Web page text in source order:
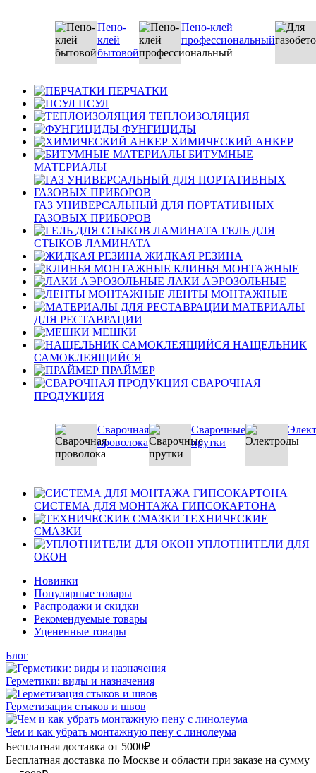
Пено-
клей
бытовой
Пено-клей
профессиональный
ПЕРЧАТКИ
ПСУЛ
ТЕПЛОИЗОЛЯЦИЯ
ФУНГИЦИДЫ
ХИМИЧЕСКИЙ АНКЕР
БИТУМНЫЕ
МАТЕРИАЛЫ
ГАЗ УНИВЕРСАЛЬНЫЙ ДЛЯ ПОРТАТИВНЫХ
ГАЗОВЫХ ПРИБОРОВ
ГЕЛЬ ДЛЯ
СТЫКОВ ЛАМИНАТА
ЖИДКАЯ РЕЗИНА
КЛИНЬЯ МОНТАЖНЫЕ
ЛАКИ АЭРОЗОЛЬНЫЕ
ЛЕНТЫ МОНТАЖНЫЕ
МАТЕРИАЛЫ
ДЛЯ РЕСТАВРАЦИИ
МЕШКИ
НАЩЕЛЬНИК
САМОКЛЕЯЩИЙСЯ
ПРАЙМЕР
СВАРОЧНАЯ
ПРОДУКЦИЯ
Сварочная
проволока
Сварочные
прутки
СИСТЕМА ДЛЯ МОНТАЖА ГИПСОКАРТОНА
ТЕХНИЧЕСКИЕ
СМАЗКИ
УПЛОТНИТЕЛИ ДЛЯ
ОКОН
Новинки
Популярные товары
Распродажи и скидки
Рекомендуемые товары
Уцененные товары
Блог
Герметики: виды и назначения
Герметизация стыков и швов
Чем и как убрать монтажную пену с линолеума
Бесплатная доставка от 5000₽
Бесплатная доставка по Москве и области при заказе на сумму